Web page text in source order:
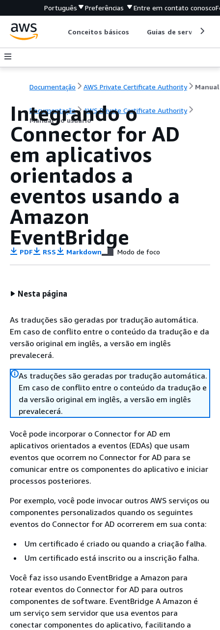
Português Preferências Entre em contato conosco
Conceitos básicos Guias de serviço
Documentação AWS Private Certificate Authority
Documentação
AWS Private Certificate Authority
Manual do usuário
Integrando o
Connector for AD
em aplicativos
orientados a
eventos usando a
Amazon
EventBridge
PDF RSS Markdown Modo de foco
Nesta página
As traduções são geradas por tradução automática.
Em caso de conflito entre o conteúdo da tradução e da
versão original em inglês, a versão em inglês
prevalecerá.
As traduções são geradas por tradução automática.
Em caso de conflito entre o conteúdo da tradução e
da versão original em inglês, a versão em inglês
prevalecerá.
Você pode incorporar o Connector for AD em
aplicativos orientados a eventos (EDAs) que usam
eventos que ocorrem no Connector for AD para se
comunicar entre os componentes do aplicativo e iniciar
processos posteriores.
Por exemplo, você pode invocar outros AWS serviços ou
componentes personalizados quando os seguintes
eventos do Connector for AD ocorrerem em sua conta:
Um certificado é criado ou quando a criação falha.
Um certificado está inscrito ou a inscrição falha.
Você faz isso usando EventBridge a Amazon para
rotear eventos do Connector for AD para outros
componentes de software. EventBridge A Amazon é
um serviço sem servidor que usa eventos para
conectar componentes do aplicativo, facilitando a